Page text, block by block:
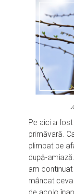
Pe aici a
primăvară.
plimbat pe
după-
am
mâncat